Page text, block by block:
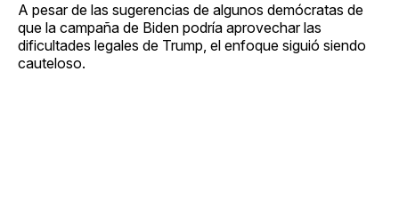
A pesar de las sugerencias de algunos demócratas de
que la campaña de Biden podría aprovechar las
dificultades legales de Trump, el enfoque siguió siendo
cauteloso.